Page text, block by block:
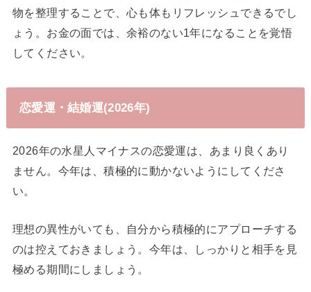
物を整理することで、心も体もリフレッシュできるでし
ょう。お金の面では、余裕のない1年になることを覚悟
してください。
恋愛運・結婚運(2026年)
2026年の水星人マイナスの恋愛運は、あまり良くあり
ません。今年は、積極的に動かないようにしてくださ
い。
理想の異性がいても、自分から積極的にアプローチする
のは控えておきましょう。今年は、しっかりと相手を見
極める期間にしましょう。